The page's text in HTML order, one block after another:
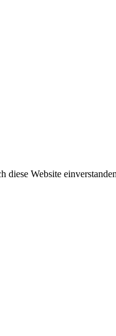
diese Website